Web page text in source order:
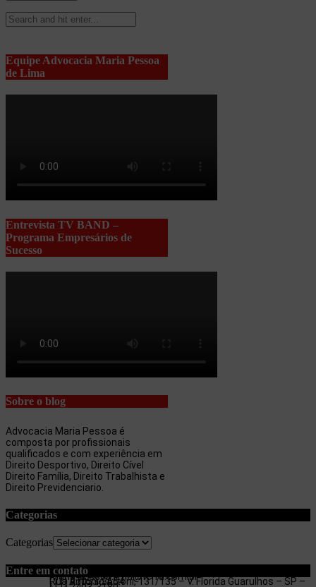
Equipe Advocacia Maria Pessoa
de Lima
Entrevista TV BAND –
Programa Empresários de
Sucesso
Sobre o blog
Advocacia Maria Pessoa é
composta por profissionais
qualificados e com experiência em
Direito Desportivo, Direito Cível
Direito Família, Direito Trabalhista e
Direito Previdenciario.
Categorias
Categorias
Entre em contato
Rua Antonio Artoni, 131/135 – V. Florida Guarulhos – SP –
(11) 97053-3654
maria.pessoa.lima@terra.com.br